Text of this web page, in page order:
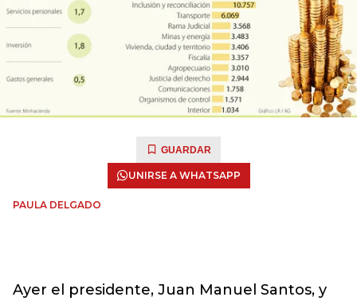
GUARDAR
UNIRSE A WHATSAPP
PAULA DELGADO
Ayer el presidente, Juan Manuel Santos, y